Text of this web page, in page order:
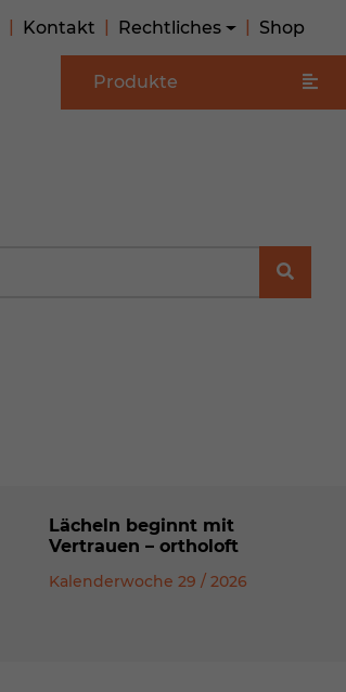
Kontakt Rechtliches Shop
Produkte
Lächeln beginnt mit
Vertrauen – ortholoft
Kalenderwoche 29 / 2026